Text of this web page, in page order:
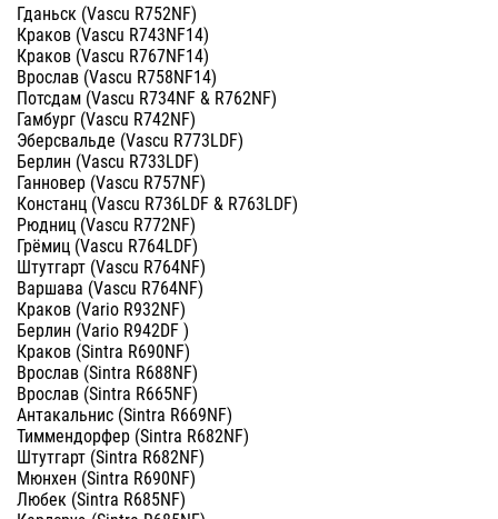
Гданьск (Vascu R752NF)
Краков (Vascu R743NF14)
Краков (Vascu R767NF14)
Врослав (Vascu R758NF14)
Потсдам (Vascu R734NF & R762NF)
Гамбург (Vascu R742NF)
Эберсвальде (Vascu R773LDF)
Берлин (Vascu R733LDF)
Ганновер (Vascu R757NF)
Констанц (Vascu R736LDF & R763LDF)
Рюдниц (Vascu R772NF)
Грёмиц (Vascu R764LDF)
Штутгарт (Vascu R764NF)
Варшава (Vascu R764NF)
Краков (Vario R932NF)
Берлин (Vario R942DF )
Краков (Sintra R690NF)
Врослав (Sintra R688NF)
Врослав (Sintra R665NF)
Антакальнис (Sintra R669NF)
Тиммендорфер (Sintra R682NF)
Штутгарт (Sintra R682NF)
Мюнхен (Sintra R690NF)
Любек (Sintra R685NF)